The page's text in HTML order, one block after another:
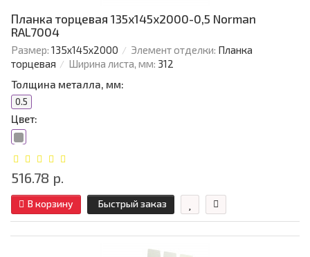
Планка торцевая 135х145х2000-0,5 Norman
RAL7004
Размер: 135х145х2000 Элемент отделки: Планка
торцевая
Ширина листа, мм: 312
Толщина металла, мм:
0.5
Цвет:
516.78 р.
В корзину Быстрый заказ